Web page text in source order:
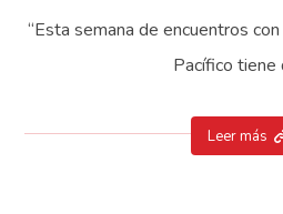
“Esta semana de encuentros
Pacífico tiene
Leer más